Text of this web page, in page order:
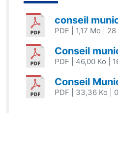
conseil
PDF | 1,17 Mo |
Conseil
PDF | 46,00 Ko |
Conseil
PDF | 33,36 Ko |